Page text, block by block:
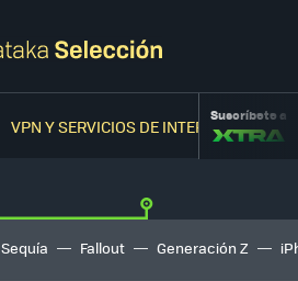
VPN Y SERVICIOS DE INTERNETSuscríbete a
Sequía Fallout Generación Z